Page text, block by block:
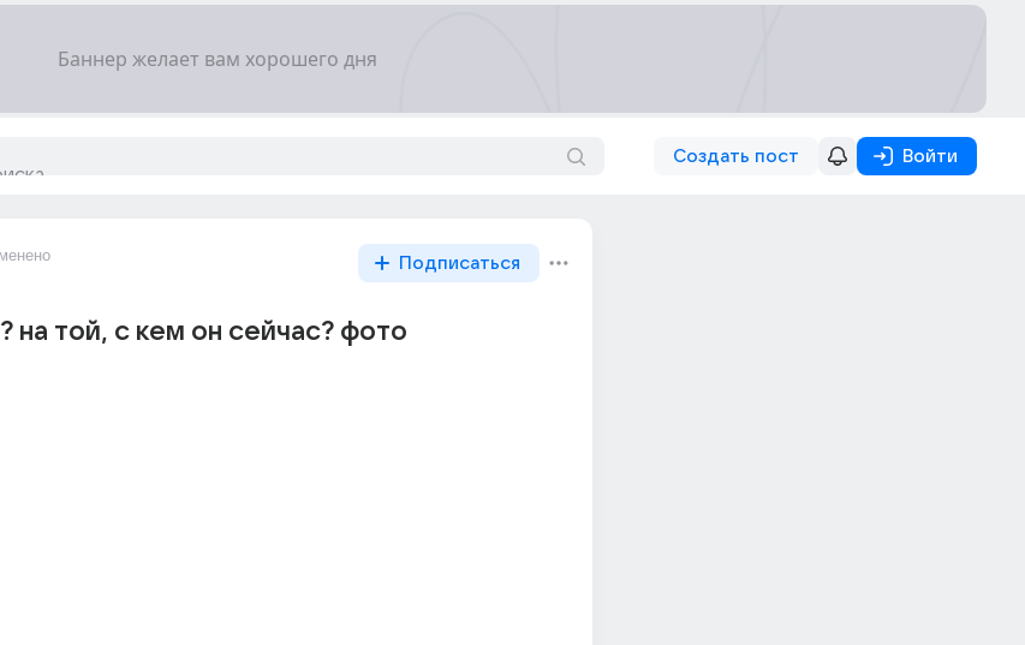
Создать пост Войти
Подписаться
на той, с кем он сейчас? фото